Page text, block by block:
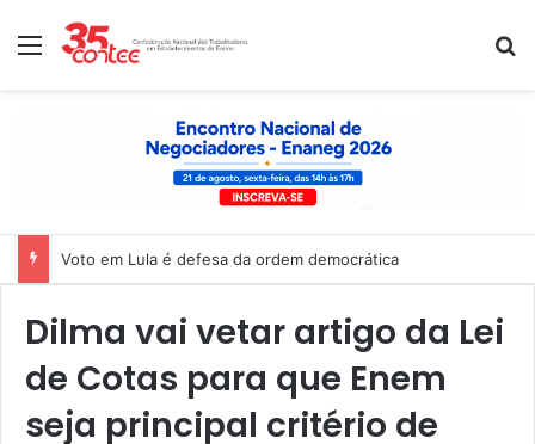
Menu
Voto em Lula é defesa da ordem democrática
Dilma vai vetar artigo da Lei
de Cotas para que Enem
seja principal critério de